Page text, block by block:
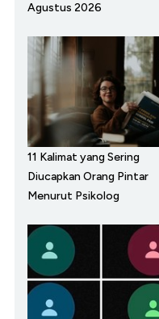
Agustus 2026
11 Kalimat yang Sering
Diucapkan Orang Pintar
Menurut Psikolog